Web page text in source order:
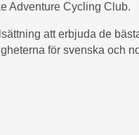
Adventure Cycling Club​.
att erbjuda de
för svenska och